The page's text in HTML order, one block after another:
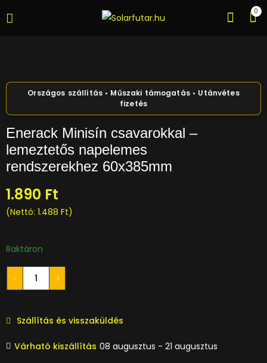
0
Enerack Minisín csavarokkal –
lemeztetős napelemes
rendszerekhez 60x385mm
1.890 Ft
(Nettó: 1.488 Ft)
Raktáron
Szállítás és visszaküldés
Várható kiszállítás 08 augusztus - 21 augusztus